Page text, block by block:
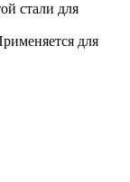
стали для
для